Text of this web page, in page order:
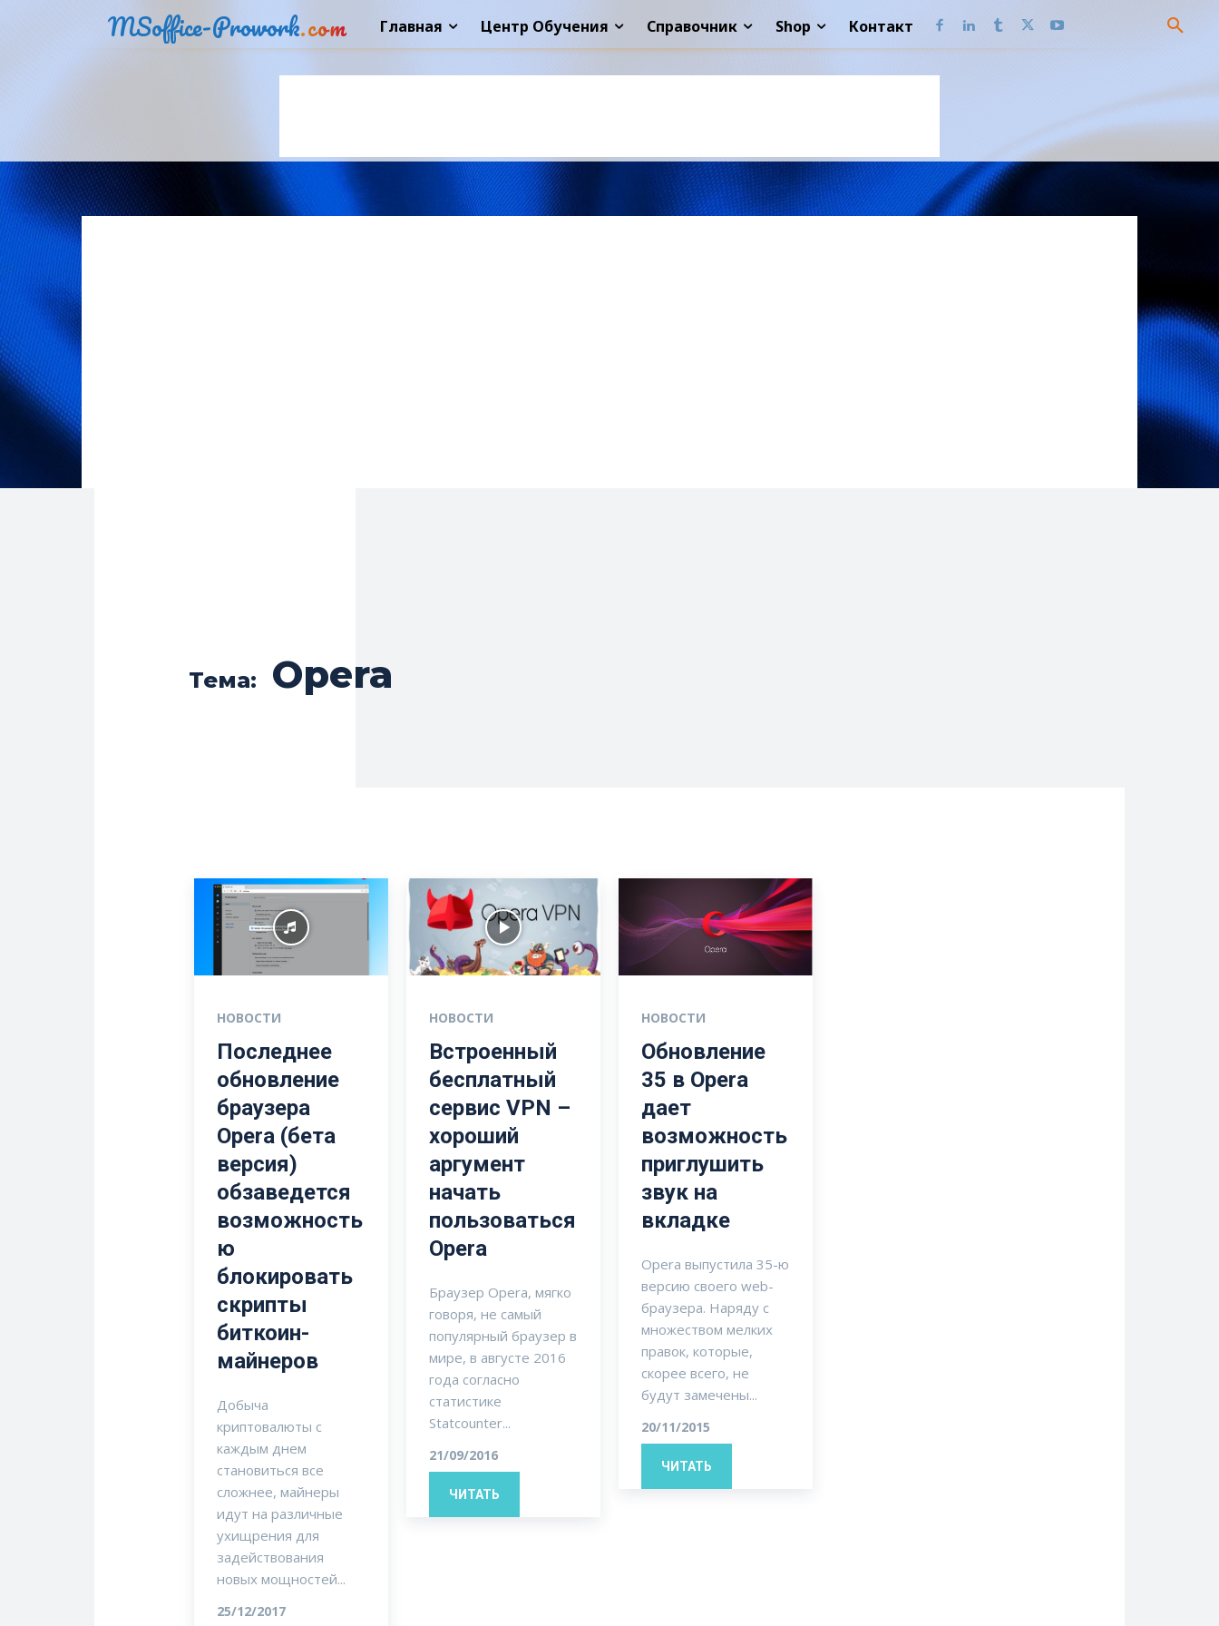
MSoffice-Prowork.com Главная Центр Обучения Справочник Shop Контакт
Тема: Opera
НОВОСТИ
Последнее
обновление
браузера
Opera (бета
версия)
обзаведется
возможность
ю
блокировать
скрипты
биткоин-
майнеров
Добыча
криптовалюты с
каждым днем
становиться все
сложнее, майнеры
идут на различные
ухищрения для
задействования
новых мощностей...
25/12/2017
НОВОСТИ
Встроенный
бесплатный
сервис VPN –
хороший
аргумент
начать
пользоваться
Opera
Браузер Opera, мягко
говоря, не самый
популярный браузер в
мире, в августе 2016
года согласно
статистике
Statcounter...
21/09/2016
ЧИТАТЬ
НОВОСТИ
Обновление
35 в Opera
дает
возможность
приглушить
звук на
вкладке
Opera выпустила 35-ю
версию своего web-
браузера. Наряду с
множеством мелких
правок, которые,
скорее всего, не
будут замечены...
20/11/2015
ЧИТАТЬ